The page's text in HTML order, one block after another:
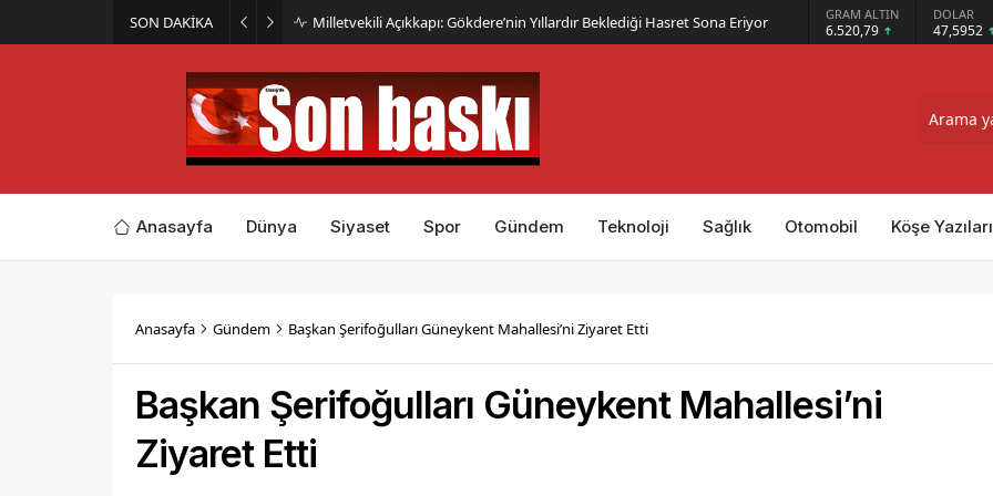
SON DAKİKA
Başkan Sarışın’dan Dem Parti Milletvekili Koçyiğit’in Karakoçan’daki
Konuşmasına Sert Tepki
GRAM ALTIN
6.520,79
DOLAR
47,5952
EURO
55,0575
Anasayfa Dünya Siyaset Spor Gündem Teknoloji Sağlık Otomobil Köşe Yazıları
Anasayfa Gündem Başkan Şerifoğulları Güneykent Mahallesi’ni Ziyaret Etti
Başkan Şerifoğulları Güneykent Mahallesi’ni
Ziyaret Etti